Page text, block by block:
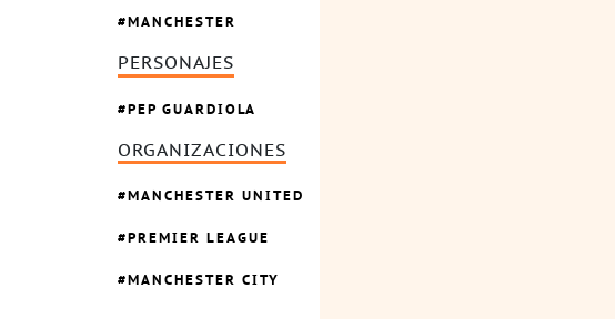
MANCHESTER
PERSONAJES
PEP GUARDIOLA
ORGANIZACIONES
MANCHESTER UNITED
PREMIER LEAGUE
MANCHESTER CITY